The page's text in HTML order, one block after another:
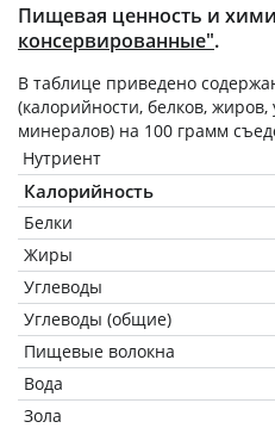
Пищевая ценность и
консервированные".
В таблице приведено
(калорийности, белков,
минералов) на 100 грамм
Нутриент
Калорийность
Белки
Жиры
Углеводы
Углеводы (общие)
Пищевые волокна
Вода
Зола